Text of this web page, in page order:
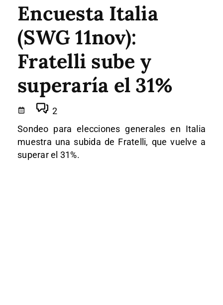
Encuesta Italia
(SWG 11nov):
Fratelli sube y
superaría el 31%
2
Sondeo para elecciones generales en Italia
muestra una subida de Fratelli, que vuelve a
superar el 31%.